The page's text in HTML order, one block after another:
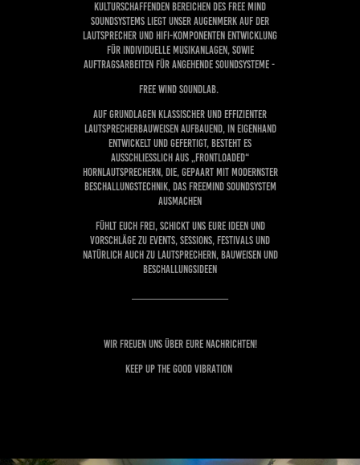
KULTURSCHAFFENDEN BEREICHEN DES FREE MIND
SOUNDSYSTEMS LIEGT UNSER AUGENMERK AUF DER
LAUTSPRECHER UND HIFI-KOMPONENTEN ENTWICKLUNG
FÜR INDIVIDUELLE MUSIKANLAGEN, SOWIE
AUFTRAGSARBEITEN FÜR ANGEHENDE SOUNDSYSTEME -
FREE WIND SOUNDLAB.
AUF GRUNDLAGEN KLASSISCHER UND EFFIZIENTER
LAUTSPRECHERBAUWEISEN AUFBAUEND, IN EIGENHAND
ENTWICKELT UND GEFERTIGT, BESTEHT ES
AUSSCHLIESSLICH AUS „FRONTLOADED“ H
ORNLAUTSPRECHERN, DIE, GEPAART MIT MODERNSTER B
ESCHALLUNGSTECHNIK, DAS FREEMIND SOUNDSYSTEM A
USMACHEN
FÜHLT EUCH FREI, SCHICKT UNS EURE IDEEN UND
VORSCHLÄGE ZU EVENTS, SESSIONS, FESTIVALS UND
NATÜRLICH AUCH ZU LAUTSPRECHERN, BAUWEISEN UND
BESCHALLUNGSIDEEN
WIR FREUEN UNS ÜBER EURE NACHRICHTEN!
KEEP UP THE GOOD VIBRATION